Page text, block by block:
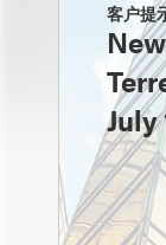
客户提
July